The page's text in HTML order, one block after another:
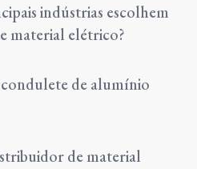
indústrias escolhem
material elétrico?
de alumínio
de material